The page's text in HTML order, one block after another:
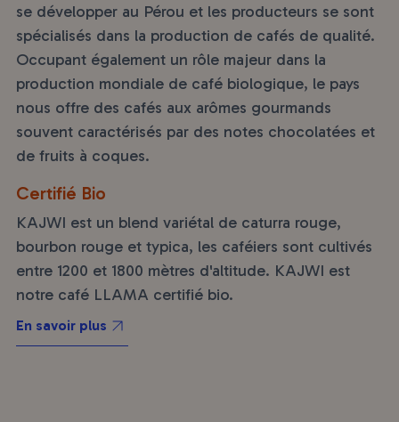
se développer au Pérou et les producteurs se sont
spécialisés dans la production de cafés de qualité.
Occupant également un rôle majeur dans la
production mondiale de café biologique, le pays
nous offre des cafés aux arômes gourmands
souvent caractérisés par des notes chocolatées et
de fruits à coques.
Certifié Bio
KAJWI est un blend variétal de caturra rouge,
bourbon rouge et typica, les caféiers sont cultivés
entre 1200 et 1800 mètres d'altitude. KAJWI est
notre café LLAMA certifié bio.
En savoir plus